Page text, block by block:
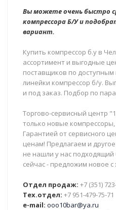
Вы можете очень быстро
компрессора Б/У и
вариант.
Купить компрессор б.у в
ассортимент и выгодные
поставщиков по
линейки компрессор б/у.
и под заказ. Подбор по
Торгово-сервисный центр
только новые
Гарантией от сервисного
ценам! Предлагаем и
не нашли у нас
сейчас - предложим новое
Отдел продаж: +7 (351)
Тех.отдел: +7 951-479-75-71
e-mail: ooo10bar@ya.ru